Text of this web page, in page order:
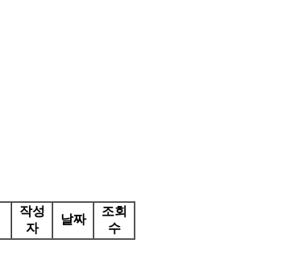
작성
자
날짜
조회
수